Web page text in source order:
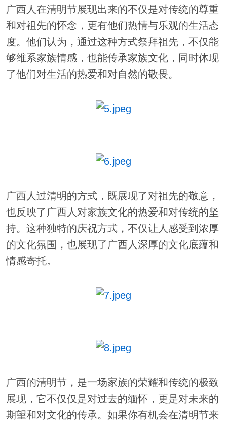
广西人在清明节展现出来的不仅是对传统的尊重
和对祖先的怀念，更有他们热情与乐观的生活态
度。他们认为，通过这种方式祭拜祖先，不仅能
够维系家族情感，也能传承家族文化，同时体现
了他们对生活的热爱和对自然的敬畏。
广西人过清明的方式，既展现了对祖先的敬意，
也反映了广西人对家族文化的热爱和对传统的坚
持。这种独特的庆祝方式，不仅让人感受到浓厚
的文化氛围，也展现了广西人深厚的文化底蕴和
情感寄托。
广西的清明节，是一场家族的荣耀和传统的极致
展现，它不仅仅是对过去的缅怀，更是对未来的
期望和对文化的传承。如果你有机会在清明节来